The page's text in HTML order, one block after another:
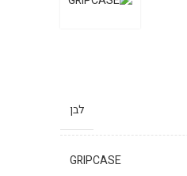
לבן
GRIPCASE